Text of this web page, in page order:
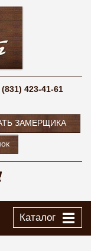
(831) 423-41-61
ЗАМЕРЩИКА
Каталог